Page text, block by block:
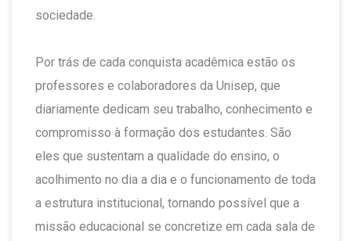
sociedade.
Por trás de cada conquista acadêmica estão os
professores e colaboradores da Unisep, que
diariamente dedicam seu trabalho, conhecimento e
compromisso à formação dos estudantes. São
eles que sustentam a qualidade do ensino, o
acolhimento no dia a dia e o funcionamento de toda
a estrutura institucional, tornando possível que a
missão educacional se concretize em cada sala de